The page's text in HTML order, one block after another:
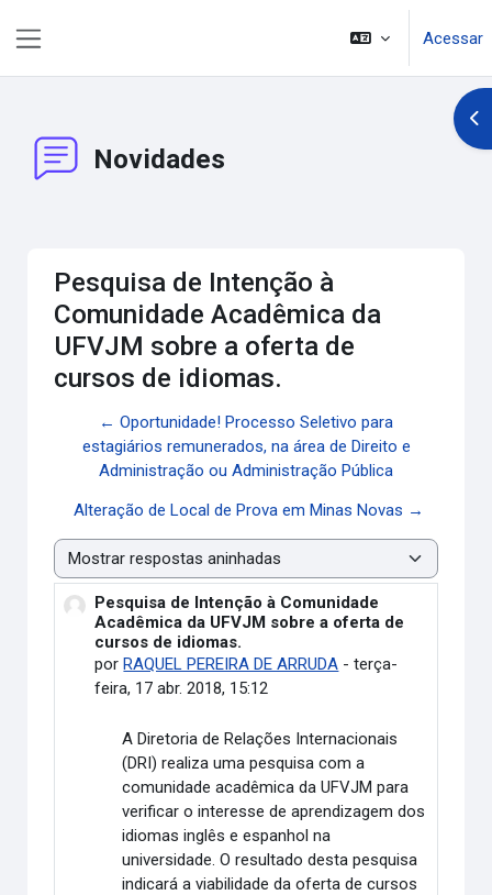
Acessar
Novidades
Pesquisa de Intenção à
Comunidade Acadêmica da
UFVJM sobre a oferta de
cursos de idiomas.
← Oportunidade! Processo Seletivo para
estagiários remunerados, na área de Direito e
Administração ou Administração Pública
Alteração de Local de Prova em Minas Novas →
Modo de visualização
Pesquisa de Intenção à Comunidade
Acadêmica da UFVJM sobre a oferta de
cursos de idiomas.
porRAQUEL PEREIRA DE ARRUDA -terça-
feira, 17 abr. 2018, 15:12
Número de respostas: 0
A Diretoria de Relações Internacionais
(DRI) realiza uma pesquisa com a
comunidade acadêmica da UFVJM para
verificar o interesse de aprendizagem dos
idiomas inglês e espanhol na
universidade. O resultado desta pesquisa
indicará a viabilidade da oferta de cursos